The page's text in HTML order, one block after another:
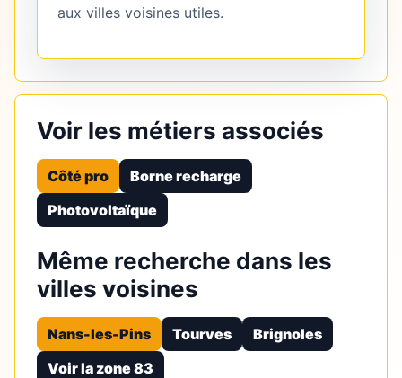
aux villes voisines utiles.
Voir les métiers associés
Côté pro
Borne recharge
Photovoltaïque
Même recherche dans les
villes voisines
Nans-les-Pins Tourves
Brignoles
Voir la zone 83